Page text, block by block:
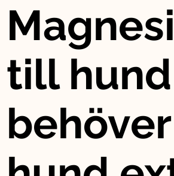
till